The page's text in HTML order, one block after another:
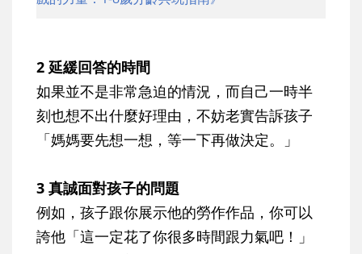
2 延緩回答的時間
如果並不是非常急迫的情況，而自己一時半
刻也想不出什麼好理由，不妨老實告訴孩子
「媽媽要先想一想，等一下再做決定。」
3 真誠面對孩子的問題
例如，孩子跟你展示他的勞作作品，你可以
誇他「這一定花了你很多時間跟力氣吧！」